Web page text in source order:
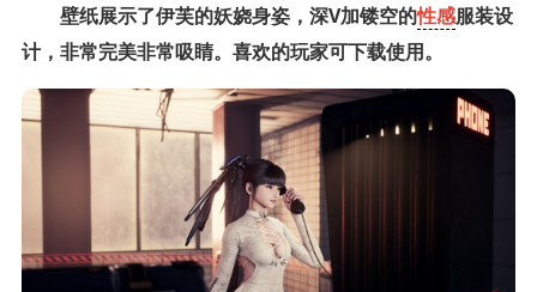
壁纸展示了伊芙的妖娆身姿，深V加镂空的性感服装设
计，非常完美非常吸睛。喜欢的玩家可下载使用。